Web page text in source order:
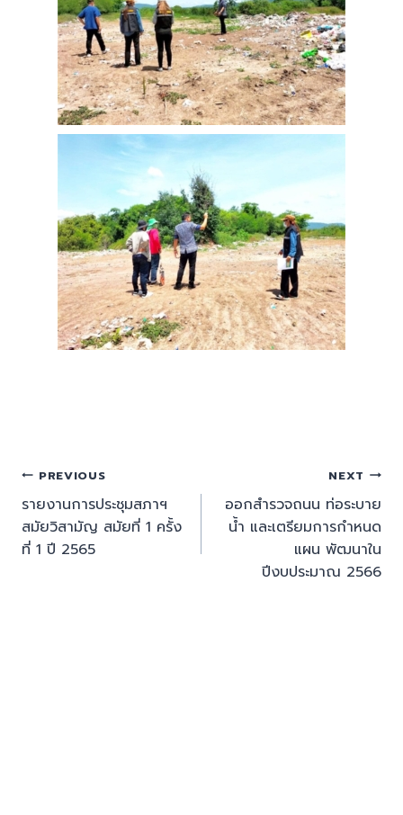
PREVIOUS
รายงานการประชุมสภาฯ
สมัยวิสามัญ สมัยที่ 1 ครั้ง
ที่ 1 ปี 2565
NEXT
ออกสำรวจถนน ท่อระบาย
น้ำ และเตรียมการกำหนด
แผน พัฒนาใน
ปีงบประมาณ 2566